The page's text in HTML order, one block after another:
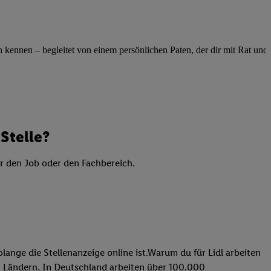
– begleitet von einem persönlichen Paten, der dir mit Rat und
Job oder den Fachbereich.
die Stellenanzeige online ist.Warum du für Lidl arbeiten
In Deutschland arbeiten über 100.000
Bereitstellung und
Analyse
von Profilen